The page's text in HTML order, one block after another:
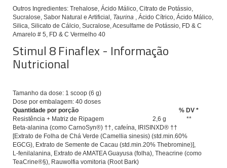
Outros Ingredientes: Trehalose, Ácido Málico, Citrato de Potássio,
Sucralose, Sabor Natural e Artificial, Taurina , Ácido Cítrico, Ácido Málico,
Silica, Silicato de Cálcio, Sucralose, Acesulfame de Potássio, FD & C
Amarelo # 5, FD & C Vermelho 40
Stimul 8 Finaflex - Informação
Nutricional
Tamanho da dose: 1 scoop (6 g)
Dose por embalagem: 40 doses
Quantidade por porção
% DV *
Resistência + Matriz de Ripagem
2,6 g
**
Beta-alanina (como CarnoSyn®) ††, cafeína, IRISINXD® ††
[Extrato de Folha de Chá Verde (Camellia sinesis) (std.min.60%
EGCG), Extrato de Semente de Cacau (std.min.20% Thebromine)],
L-fenilalanina, Extrato de AMATEA Guayusa (folha), Theacrine (como
TeaCrine®§), Rauwolfia vomitoria (Root Bark)